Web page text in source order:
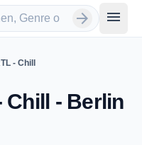
arrow_forward menu
- Chill
Chill - Berlin